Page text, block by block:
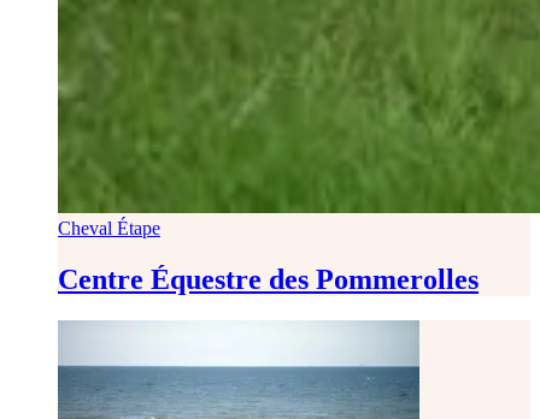
Cheval Étape
Centre Équestre des Pommerolles